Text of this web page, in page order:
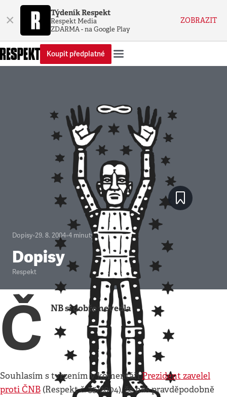
× Týdeník Respekt
Respekt Media
ZDARMA - na Google Play
ZOBRAZIT
Koupit předplatné
Dopisy•29. 8. 2004•4 minuty
Dopisy
Respekt
Č NB si dobře nevedla
Souhlasím s tvrzením v komentářiPrezident zavelel
proti ČNB (Respekt č. 35/2004), že nás pravděpodobně